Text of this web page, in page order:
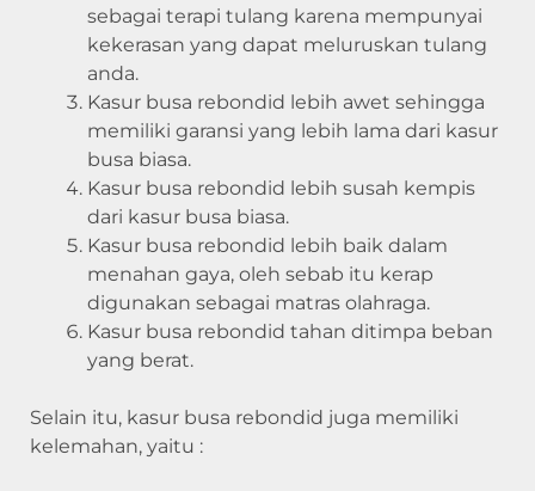
sebagai terapi tulang karena mempunyai
kekerasan yang dapat meluruskan tulang
anda.
Kasur busa rebondid lebih awet sehingga
memiliki garansi yang lebih lama dari kasur
busa biasa.
Kasur busa rebondid lebih susah kempis
dari kasur busa biasa.
Kasur busa rebondid lebih baik dalam
menahan gaya, oleh sebab itu kerap
digunakan sebagai matras olahraga.
Kasur busa rebondid tahan ditimpa beban
yang berat.
Selain itu, kasur busa rebondid juga memiliki
kelemahan, yaitu :